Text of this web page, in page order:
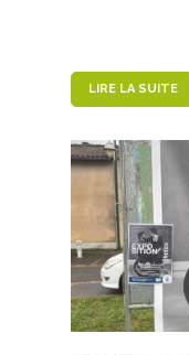
LIRE LA SUITE